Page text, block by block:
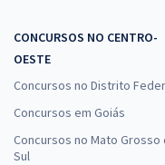
CONCURSOS NO CENTRO-
OESTE
Concursos no Distrito
Concursos em Goiás
Concursos no Mato Grosso
Sul